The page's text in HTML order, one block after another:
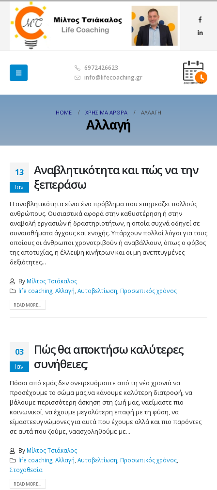
6972426623
info@lifecoaching.gr
HOME ΧΡΉΣΙΜΑ ΆΡΘΡΑ ΑΛΛΑΓΉ
Αλλαγή
13
Ιαν
Αναβλητικότητα και πώς να την
ξεπεράσω
Η αναβλητικότητα είναι ένα πρόβλημα που επηρεάζει πολλούς
ανθρώπους. Ουσιαστικά αφορά στην καθυστέρηση ή στην
αναβολή εργασιών ή δραστηριοτήτων, η οποία συχνά οδηγεί σε
συναισθήματα άγχους και ενοχής. Υπάρχουν πολλοί λόγοι για τους
οποίους οι άνθρωποι χρονοτριβούν ή αναβάλλουν, όπως ο φόβος
της αποτυχίας, η έλλειψη κινήτρων και οι μη ανεπτυγμένες
δεξιότητες...
By Μίλτος Τσιάκαλος
life coaching, Αλλαγή Αυτοβελτίωση Προσωπικός χρόνος
READ MORE...
03
Ιαν
Πώς θα αποκτήσω καλύτερες
συνήθειες;
Πόσοι από εμάς δεν ονειρευόμαστε από τη νέα χρονιά να
προσέχουμε το σώμα μας,να κάνουμε καλύτερη διατροφή, να
βάλουμε περισσότερη άσκηση στη ζωή μας, ναείμαστε πιο
κοινωνικοί, να έχουμε μεγαλύτερη επαφή με τη φύση, να
είμαστεευγνώμονες για αυτά που έχουμε αλλά και πιο παρόντες
σε αυτά που ζούμε, ναασχοληθούμε με...
By Μίλτος Τσιάκαλος
life coaching, Αλλαγή Αυτοβελτίωση Προσωπικός χρόνος,
Στοχοθεσία
READ MORE...